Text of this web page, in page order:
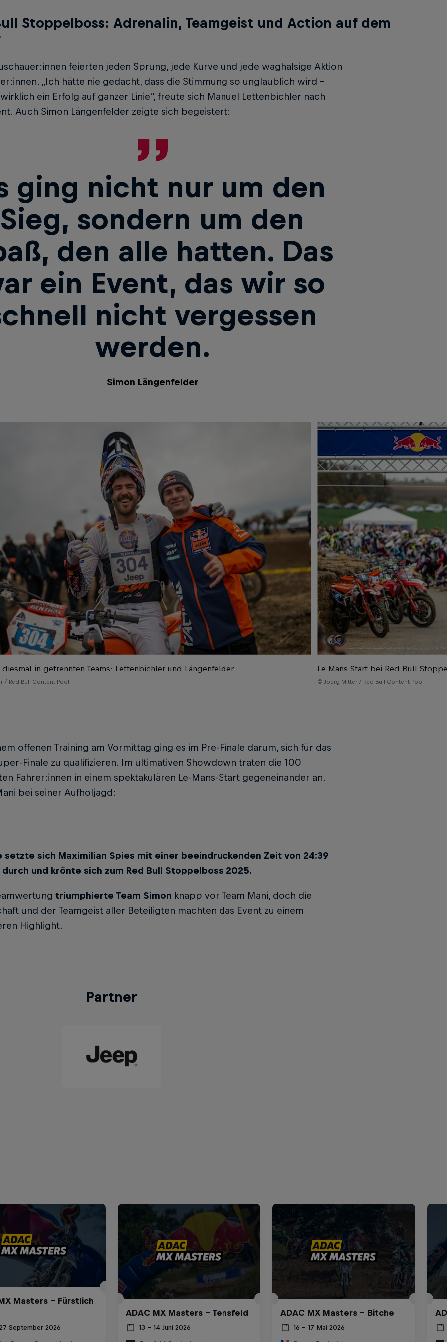
Stoppelboss: Adrenalin, Teamgeist und Action auf dem
feierten jeden Sprung, jede Kurve und jede waghalsige Aktion
„Ich hätte nie gedacht, dass die Stimmung so unglaublich wird –
ein Erfolg auf ganzer Linie“, freute sich Manuel Lettenbichler nach
Auch Simon Längenfelder zeigte sich begeistert:
ging nicht nur um den
Sieg, sondern um den
den alle hatten. Das
ein Event, das wir so
nicht vergessen
werden.
Simon Längenfelder
diesmal in getrennten Teams: Lettenbichler und Längenfelder
/ Red Bull Content Pool
Le Mans Start bei Red Bull
© Joerg Mitter / Red Bull Content Pool
offenen Training am Vormittag ging es im Pre-Finale darum, sich für das
Finale zu qualifizieren. Im ultimativen Showdown traten die 100
Fahrer:innen in einem spektakulären Le-Mans-Start gegeneinander an.
bei seiner Aufholjagd:
setzte sich Maximilian Spies mit einer beeindruckenden Zeit von 24:39
und krönte sich zum Red Bull Stoppelboss 2025.
triumphierte Team Simon knapp vor Team Mani, doch die
und der Teamgeist aller Beteiligten machten das Event zu einem
Highlight.
Partner
Masters – Fürstlich
September 2026
ADAC MX Masters – Tensfeld
13 – 14 Juni 2026
ADAC MX Masters – Bitche
16 – 17 Mai 2026